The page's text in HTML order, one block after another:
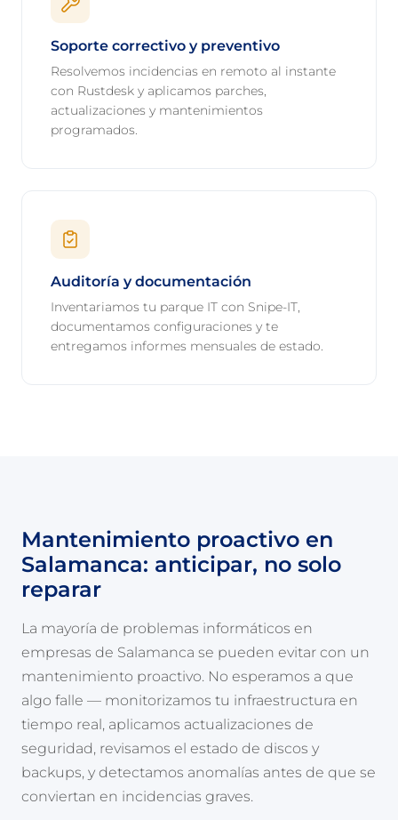
Soporte correctivo y preventivo
Resolvemos incidencias en remoto al instante
con Rustdesk y aplicamos parches,
actualizaciones y mantenimientos
programados.
Auditoría y documentación
Inventariamos tu parque IT con Snipe-IT,
documentamos configuraciones y te
entregamos informes mensuales de estado.
Mantenimiento proactivo en
Salamanca: anticipar, no solo
reparar
La mayoría de problemas informáticos en
empresas de Salamanca se pueden evitar con un
mantenimiento proactivo. No esperamos a que
algo falle — monitorizamos tu infraestructura en
tiempo real, aplicamos actualizaciones de
seguridad, revisamos el estado de discos y
backups, y detectamos anomalías antes de que se
conviertan en incidencias graves.